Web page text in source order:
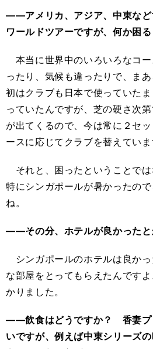
――アメリカ、アジア、中東など
ワールドツアーですが、何か困
本当に世界中のいろいろなコ
ったり、気候も違ったりで、ま
初はクラブも日本で使っていた
っていたんですが、芝の硬さ次
が出てくるので、今は常に２セ
ースに応じてクラブを替えていま
それと、困ったということで
特にシンガポールが暑かったの
ね。
――その分、ホテルが良かったと
シンガポールのホテルは良か
な部屋をとってもらえたんです
かりました。
――飲食はどうですか？ 香妻プ
いですが、例えば中東シリーズ